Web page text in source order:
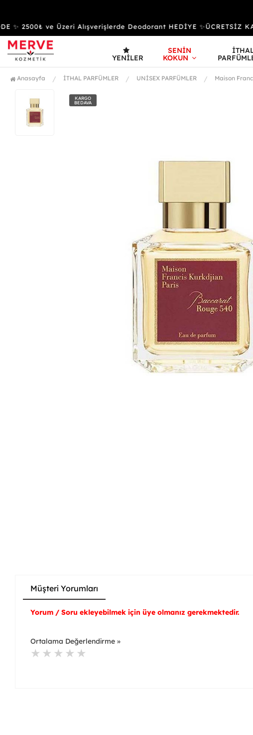
2500₺ ve Üzeri Alışverişlerde Deodorant HEDİYE ✨ÜCRETSİZ
YENILER
SENİN
KOKUN
Anasayfa İTHAL PARFÜMLER UNİSEX PARFÜMLER Maison
KARGO
BEDAVA
Müşteri Yorumları
Yorum / Soru ekleyebilmek için üye olmanız gerekmektedir.
Ortalama Değerlendirme »